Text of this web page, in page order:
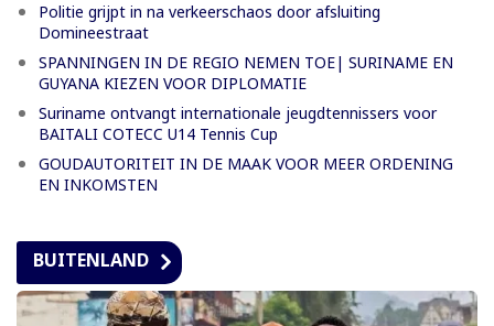
Politie grijpt in na verkeerschaos door afsluiting
Domineestraat
SPANNINGEN IN DE REGIO NEMEN TOE| SURINAME EN
GUYANA KIEZEN VOOR DIPLOMATIE
Suriname ontvangt internationale jeugdtennissers voor
BAITALI COTECC U14 Tennis Cup
GOUDAUTORITEIT IN DE MAAK VOOR MEER ORDENING
EN INKOMSTEN
BUITENLAND